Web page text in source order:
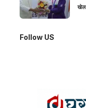
खेल
Follow US